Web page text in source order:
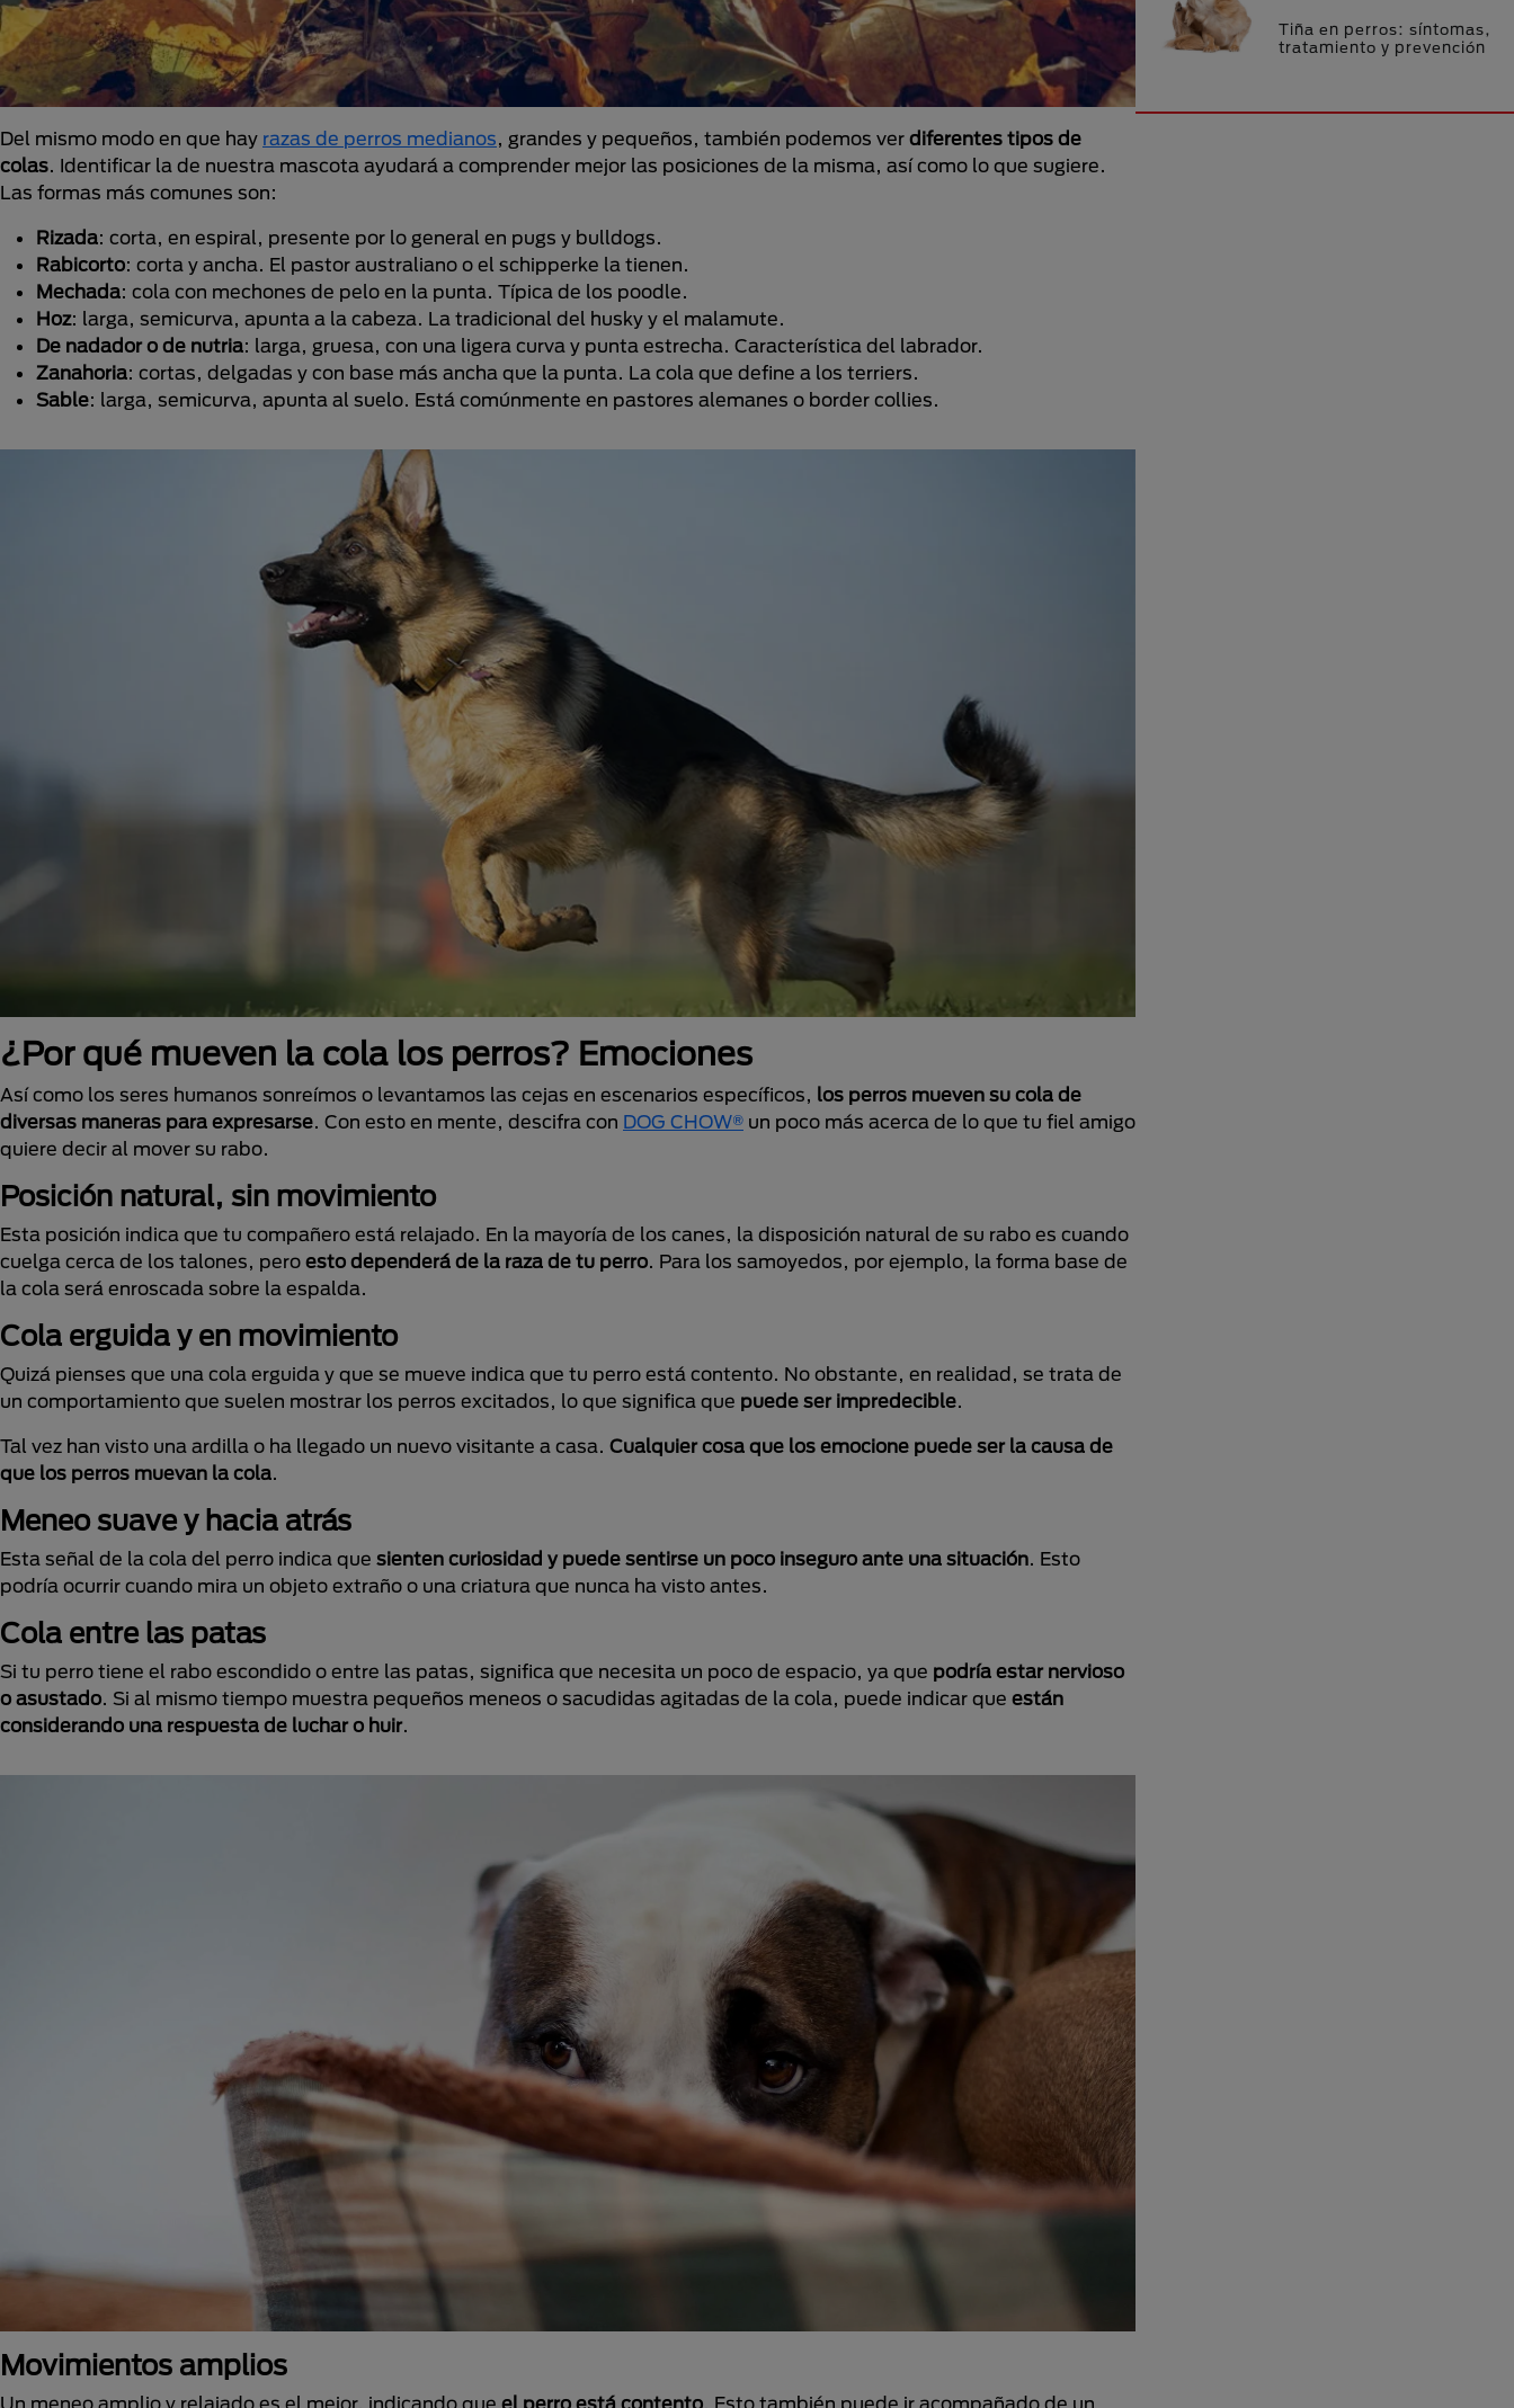
Del mismo modo en que hay razas de perros medianos, grandes y pequeños, también podemos ver diferentes tipos de
colas. Identificar la de nuestra mascota ayudará a comprender mejor las posiciones de la misma, así como lo que sugiere.
Las formas más comunes son:
Rizada: corta, en espiral, presente por lo general en pugs y bulldogs.
Rabicorto: corta y ancha. El pastor australiano o el schipperke la tienen.
Mechada: cola con mechones de pelo en la punta. Típica de los poodle.
Hoz: larga, semicurva, apunta a la cabeza. La tradicional del husky y el malamute.
De nadador o de nutria: larga, gruesa, con una ligera curva y punta estrecha. Característica del labrador.
Zanahoria: cortas, delgadas y con base más ancha que la punta. La cola que define a los terriers.
Sable: larga, semicurva, apunta al suelo. Está comúnmente en pastores alemanes o border collies.
¿Por qué mueven la cola los perros? Emociones
Así como los seres humanos sonreímos o levantamos las cejas en escenarios específicos, los perros mueven su cola de
diversas maneras para expresarse. Con esto en mente, descifra con DOG CHOW® un poco más acerca de lo que tu fiel amigo
quiere decir al mover su rabo.
Posición natural, sin movimiento
Esta posición indica que tu compañero está relajado. En la mayoría de los canes, la disposición natural de su rabo es cuando
cuelga cerca de los talones, pero esto dependerá de la raza de tu perro. Para los samoyedos, por ejemplo, la forma base de
la cola será enroscada sobre la espalda.
Cola erguida y en movimiento
Quizá pienses que una cola erguida y que se mueve indica que tu perro está contento. No obstante, en realidad, se trata de
un comportamiento que suelen mostrar los perros excitados, lo que significa que puede ser impredecible.
Tal vez han visto una ardilla o ha llegado un nuevo visitante a casa. Cualquier cosa que los emocione puede ser la causa de
que los perros muevan la cola.
Meneo suave y hacia atrás
Esta señal de la cola del perro indica que sienten curiosidad y puede sentirse un poco inseguro ante una situación. Esto
podría ocurrir cuando mira un objeto extraño o una criatura que nunca ha visto antes.
Cola entre las patas
Si tu perro tiene el rabo escondido o entre las patas, significa que necesita un poco de espacio, ya que podría estar nervioso
o asustado. Si al mismo tiempo muestra pequeños meneos o sacudidas agitadas de la cola, puede indicar que están
considerando una respuesta de luchar o huir.
Movimientos amplios
Un meneo amplio y relajado es el mejor, indicando que el perro está contento . Esto también puede ir acompañado de un
Tiña en perros: síntomas,
tratamiento y prevención